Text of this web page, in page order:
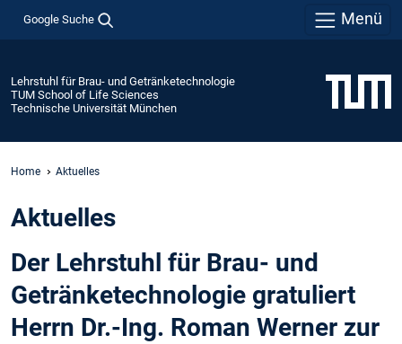
Google Suche Menü
Lehrstuhl für Brau- und Getränketechnologie
TUM School of Life Sciences
Technische Universität München
Home Aktuelles
Aktuelles
Der Lehrstuhl für Brau- und
Getränketechnologie gratuliert
Herrn Dr.-Ing. Roman Werner zur